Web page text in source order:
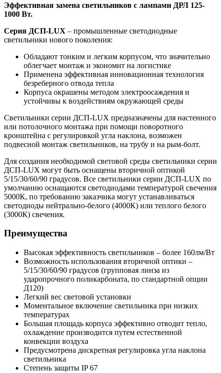
Эффективная замена светильников с лампами ДРЛ 125-
1000 Вт.
Серия ДСП-LUX – промышленные светодиодные
светильники нового поколения:
Обладают тонким и легким корпусом, что значительно
облегчает монтаж и экономит на логистике
Применена эффективная инновационная технология
безреберного отвода тепла
Корпуса окрашены методом электроосаждения и
устойчивы к воздействиям окружающей среды
Светильники серии ДСП-LUX предназначены для настенного
или потолочного монтажа при помощи поворотного
кронштейна с регулировкой угла наклона, возможен
подвесной монтаж светильников, на трубу и на рым-болт.
Для создания необходимой световой среды светильники серии
ДСП-LUX могут быть оснащены вторичной оптикой
5/15/30/60/90 градусов. Все светильники серии ДСП-LUX по
умолчанию оснащаются светодиодами температурой свечения
5000К, по требованию заказчика могут устанавливаться
светодиоды нейтрально-белого (4000К) или теплого белого
(3000К) свечения.
Преимущества
Высокая эффективность светильников – более 160лм/Вт
Возможность использования вторичной оптики –
5/15/30/60/90 градусов (групповая линза из
ударопрочного поликарбоната, по стандартной опции
Д120)
Легкий вес световой установки
Моментальное включение светильника при низких
температурах
Большая площадь корпуса эффективно отводит тепло,
охлаждение производится путем естественной
конвекции воздуха
Предусмотрена дискретная регулировка угла наклона
светильника
Степень защиты IP 67